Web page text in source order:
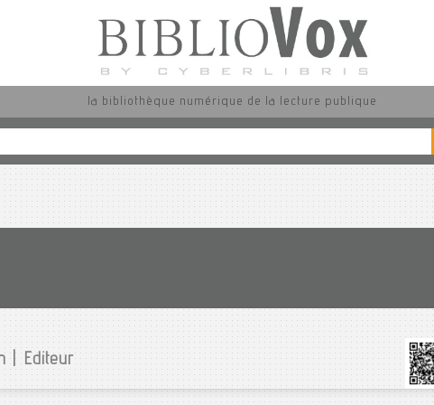
la bibliothèque numérique de la lecture publique
| Editeur